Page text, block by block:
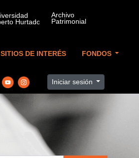
SITIOS DE INTERÉS FONDOS
Iniciar sesión